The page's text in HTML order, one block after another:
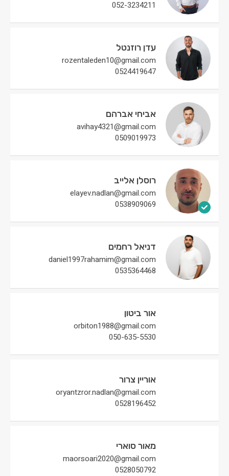
052-3234211
עדן רוזנטל
rozentaleden10@gmail.com
0524419647
אביחי אברהם
avihay4321@gmail.com
0509019973
רוסלן אלייב
elayev.nadlan@gmail.com
0538909069
דניאל רחמים
daniel1997rahamim@gmail.com
0535364468
אור ביטון
orbiton1988@gmail.com
050-635-5530
אוריין צרור
oryantzror.nadlan@gmail.com
0528196452
מאור סוארי
maorsoari2020@gmail.com
0528050792